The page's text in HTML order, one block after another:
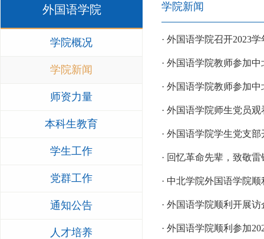
外国语学院
学院概况
学院新闻
师资力量
本科生教育
学生工作
党群工作
通知公告
人才培养
学院新闻
· 外国语学院召开2023
· 外国语学院教师参加
· 外国语学院教师参加
· 外国语学院师生党员
· 外国语学院学生党支
· 回忆革命先辈，致敬
· 中北学院外国语学院
· 外国语学院顺利开展
· 外国语学院顺利参加